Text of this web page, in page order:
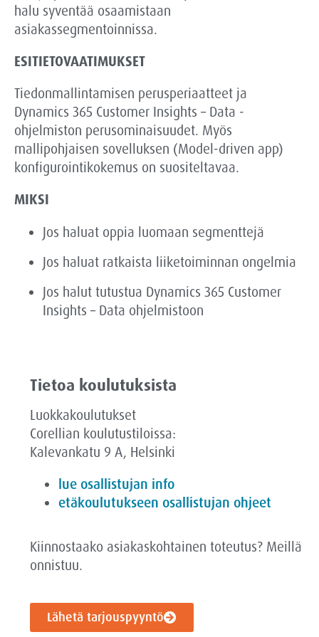
halu syventää osaamistaan
asiakassegmentoinnissa.
ESITIETOVAATIMUKSET
Tiedonmallintamisen perusperiaatteet ja
Dynamics 365 Customer Insights – Data -
ohjelmiston perusominaisuudet. Myös
mallipohjaisen sovelluksen (Model-driven app)
konfigurointikokemus on suositeltavaa.
MIKSI
Jos haluat oppia luomaan segmenttejä
Jos haluat ratkaista liiketoiminnan ongelmia
Jos halut tutustua Dynamics 365 Customer
Insights – Data ohjelmistoon
Tietoa koulutuksista
Luokkakoulutukset
Corellian koulutustiloissa:
Kalevankatu 9 A, Helsinki
lue osallistujan info
etäkoulutukseen osallistujan ohjeet
Kiinnostaako asiakaskohtainen toteutus? Meillä
onnistuu.
Lähetä tarjouspyyntö